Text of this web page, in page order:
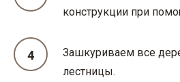
конструкции при
Зашкуриваем все
лестницы.